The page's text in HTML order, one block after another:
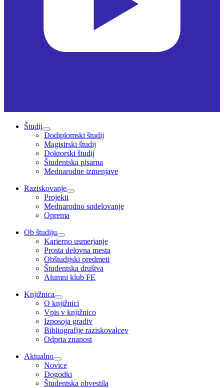
Študij
Dodiplomski študij
Magistrski študij
Doktorski študij
Študentska pisarna
Mednarodne izmenjave
Raziskovanje
Projekti
Mednarodno sodelovanje
Oprema
Ob študiju
Karierno usmerjanje
Prosta delovna mesta
Obštudijski predmeti
Študentska društva
Alumni klub FE
Knjižnica
O knjižnici
Vpis v knjižnico
Izposoja gradiv
Bibliografije raziskovalcev
Odprta znanost
Aktualno
Novice
Dogodki
Študentska obvestila